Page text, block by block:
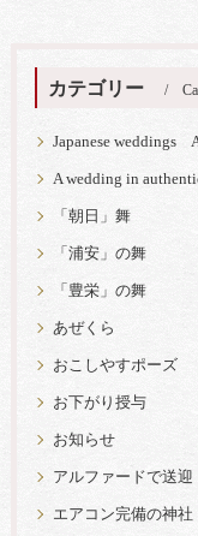
カテゴリー
Japanese weddings
A wedding in
「朝日」舞
「浦安」の舞
「豊栄」の舞
あぜくら
おこしやすポーズ
お下がり授与
お知らせ
アルファードで送迎
エアコン完備の神社